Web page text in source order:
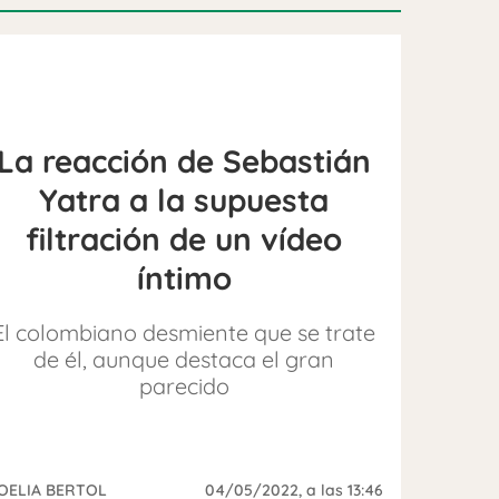
reacción de Sebastián
Yatra a la supuesta
filtración de un vídeo
íntimo
colombiano desmiente que se trate
de él, aunque destaca el gran
parecido
BERTOL 04/05/2022, a las 13:46